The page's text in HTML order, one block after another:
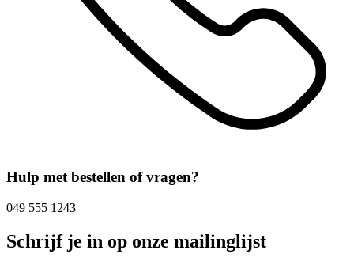
Hulp met bestellen of vragen?
049 555 1243
Schrijf je in op onze mailinglijst